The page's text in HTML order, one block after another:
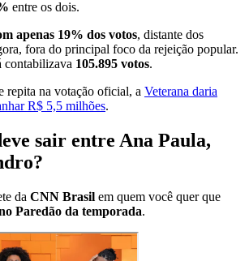
entre os dois.
apenas 19% dos votos, distante dos
fora do principal foco da rejeição popular.
contabilizava 105.895 votos.
repita na votação oficial, a Veterana daria
R$ 5,5 milhões.
sair entre Ana Paula,
da CNN Brasil em quem você quer que
Paredão da temporada.